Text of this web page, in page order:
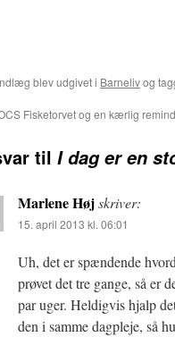
blev udgivet i Barnelivog
Fisketorvet og en kærlig
til I dag er en
Marlene Højskriver:
15. april 2013 kl. 06:01
Uh, det er spændende
prøvet det tre gange, så er
par uger. Heldigvis hjalp
den i samme dagpleje, så